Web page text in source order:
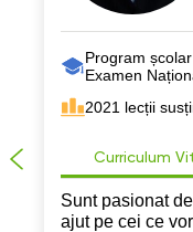
Program
Examen
2021 lecții
Curriculum
Sunt pasionat
ajut pe cei ce